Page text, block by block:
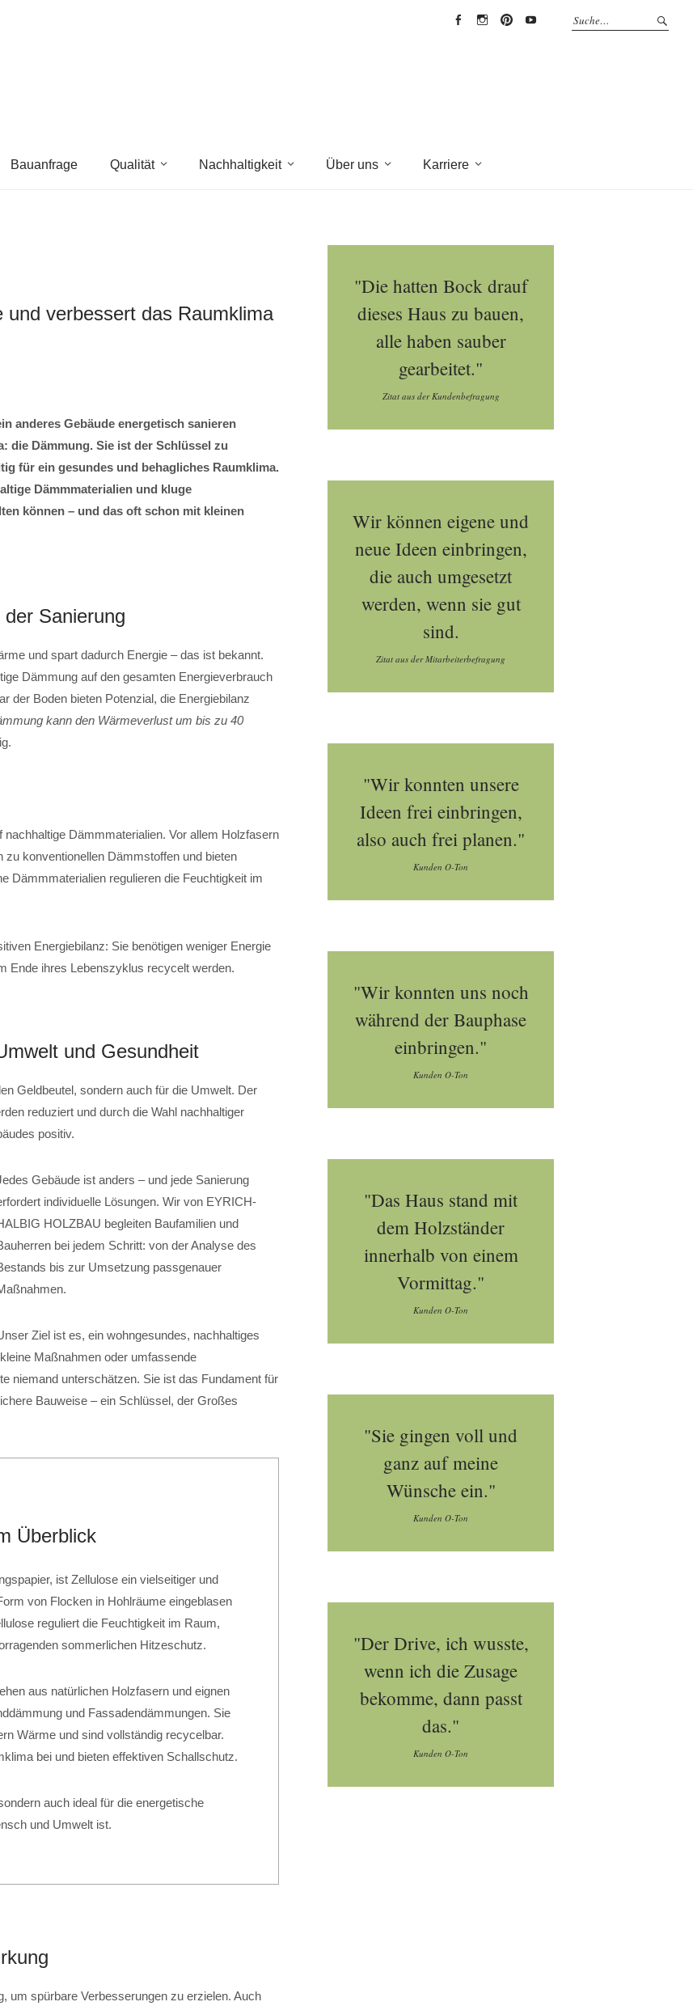
Bauanfrage Qualität Nachhaltigkeit Über uns Karriere
verbessert das Raumklima
anderes Gebäude energetisch sanieren
die Dämmung. Sie ist der Schlüssel zu
für ein gesundes und behagliches Raumklima.
Dämmmaterialien und kluge
können – und das oft schon mit kleinen
Sanierung
und spart dadurch Energie – das ist bekannt.
Dämmung auf den gesamten Energieverbrauch
der Boden bieten Potenzial, die Energiebilanz
kann den Wärmeverlust um bis zu 40
Dämmmaterialien. Vor allem Holzfasern
zu konventionellen Dämmstoffen und bieten
Dämmmaterialien regulieren die Feuchtigkeit im
Energiebilanz: Sie benötigen weniger Energie
Ende ihres Lebenszyklus recycelt werden.
und Gesundheit
Geldbeutel, sondern auch für die Umwelt. Der
reduziert und durch die Wahl nachhaltiger
positiv.
Gebäude ist anders – und jede Sanierung
individuelle Lösungen. Wir von EYRICH-
HOLZBAU begleiten Baufamilien und
bei jedem Schritt: von der Analyse des
bis zur Umsetzung passgenauer
Ziel ist es, ein wohngesundes, nachhaltiges
Maßnahmen oder umfassende
niemand unterschätzen. Sie ist das Fundament für
Bauweise – ein Schlüssel, der Großes
Überblick
ist Zellulose ein vielseitiger und
von Flocken in Hohlräume eingeblasen
reguliert die Feuchtigkeit im Raum,
sommerlichen Hitzeschutz.
aus natürlichen Holzfasern und eignen
und Fassadendämmungen. Sie
Wärme und sind vollständig recycelbar.
bei und bieten effektiven Schallschutz.
auch ideal für die energetische
und Umwelt ist.
um spürbare Verbesserungen zu erzielen. Auch
"Die hatten Bock drauf
dieses Haus zu bauen,
alle haben sauber
gearbeitet."
Zitat aus der Kundenbefragung
Wir können eigene und
neue Ideen einbringen,
die auch umgesetzt
werden, wenn sie gut
sind.
Zitat aus der Mitarbeiterbefragung
"Wir konnten unsere
Ideen frei einbringen,
also auch frei planen."
Kunden O-Ton
"Wir konnten uns noch
während der Bauphase
einbringen."
Kunden O-Ton
"Das Haus stand mit
dem Holzständer
innerhalb von einem
Vormittag."
Kunden O-Ton
"Sie gingen voll und
ganz auf meine
Wünsche ein."
Kunden O-Ton
"Der Drive, ich wusste,
wenn ich die Zusage
bekomme, dann passt
das."
Kunden O-Ton